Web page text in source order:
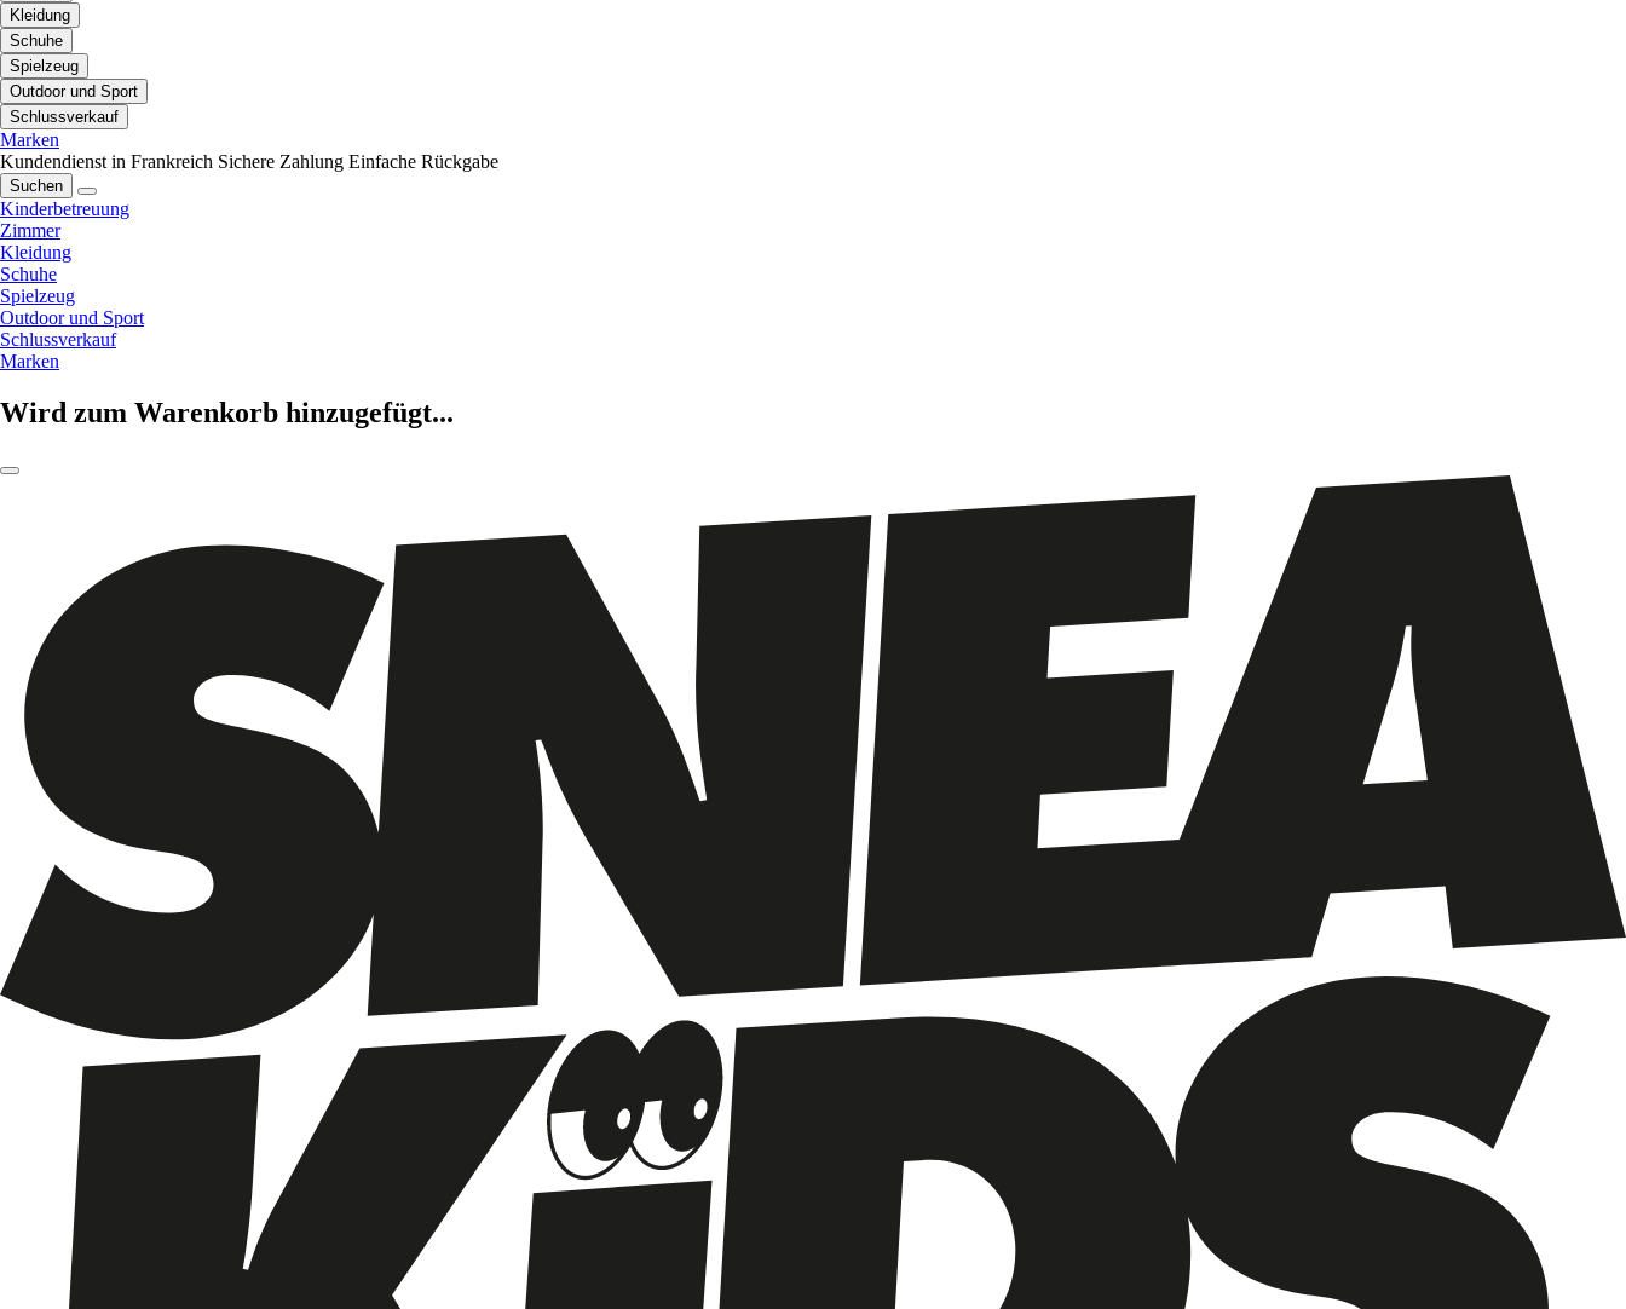
Kleidung
Schuhe
Spielzeug
Outdoor und Sport
Schlussverkauf
Marken
Kundendienst in Frankreich Sichere Zahlung Einfache Rückgabe
Suchen
Kinderbetreuung
Zimmer
Kleidung
Schuhe
Spielzeug
Outdoor und Sport
Schlussverkauf
Marken
Wird zum Warenkorb hinzugefügt...